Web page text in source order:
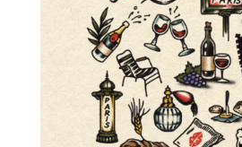
CONTACT